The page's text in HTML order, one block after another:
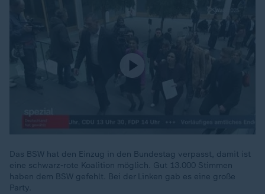
Das BSW hat den Einzug in den Bundestag verpasst, damit ist
eine schwarz-rote Koalition möglich. Gut 13.000 Stimmen
haben dem BSW gefehlt. Bei der Linken gab es eine große
Party.